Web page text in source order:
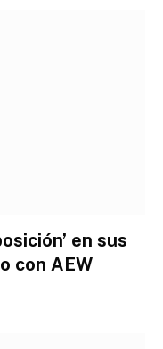
en sus
con AEW